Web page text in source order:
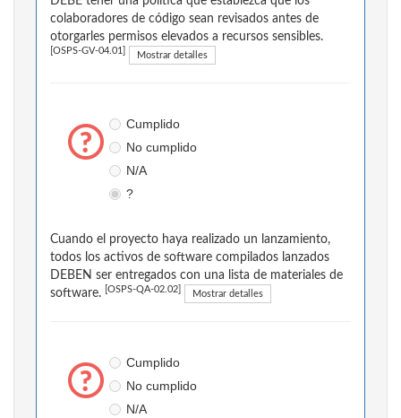
colaboradores de código sean revisados antes de
otorgarles permisos elevados a recursos sensibles.
[OSPS-GV-04.01] Mostrar detalles
Cumplido
No cumplido
N/A
?
Cuando el proyecto haya realizado un lanzamiento,
todos los activos de software compilados lanzados
DEBEN ser entregados con una lista de materiales de
software.
[OSPS-QA-02.02] Mostrar detalles
Cumplido
No cumplido
N/A